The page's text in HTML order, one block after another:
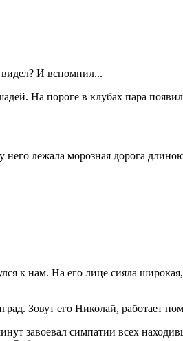
видел? И вспомнил...
На пороге в клубах пара
лежала морозная дорога
к нам. На его лице сияла широкая,
Зовут его Николай, работает
завоевал симпатии всех